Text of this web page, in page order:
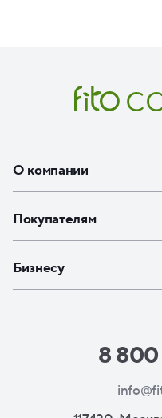
О компании
Покупателям
Бизнесу
8 800